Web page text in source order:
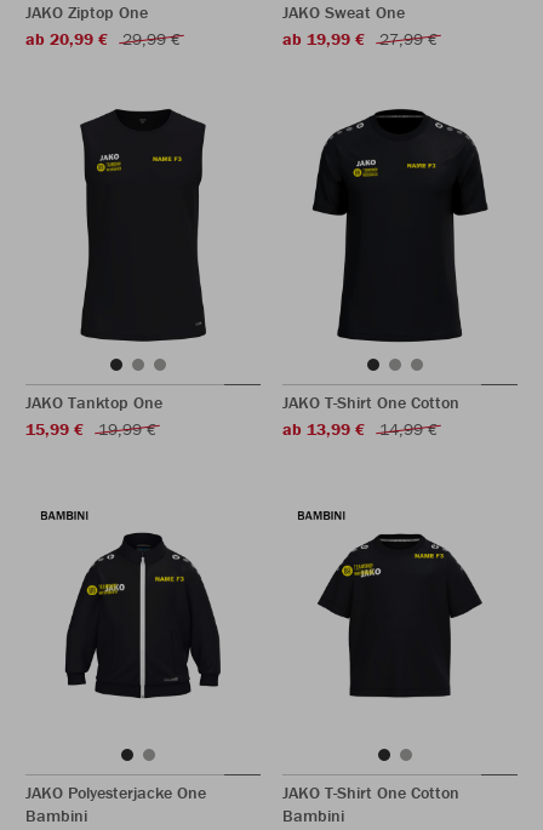
JAKO Ziptop One
ab 20,99 €
29,99 €
JAKO Sweat One
ab 19,99 €
27,99 €
JAKO Tanktop One
15,99 €
19,99 €
JAKO T-Shirt One Cotton
ab 13,99 €
14,99 €
JAKO Polyesterjacke One
Bambini
JAKO T-Shirt One Cotton
Bambini